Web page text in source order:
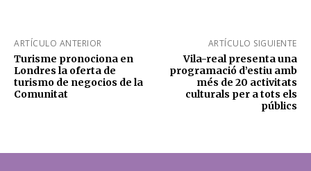
ARTÍCULO ANTERIOR
Turisme pronociona en
Londres la oferta de
turismo de negocios de la
Comunitat
ARTÍCULO SIGUIENTE
Vila-real presenta una
programació d’estiu amb
més de 20 activitats
culturals per a tots els
públics